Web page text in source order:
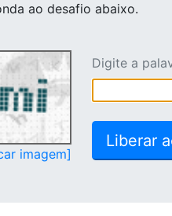
ao desafio abaixo.
imagem]
Digite a